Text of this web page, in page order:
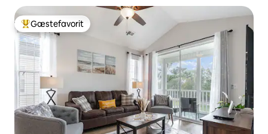
Bedste gæstefavorit
Gæstefavorit